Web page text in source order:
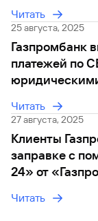
Оператор
денежных
средств
Быстрый
поиск
по
Вклады
Быстрый
поиск
по
Читать
25 августа, 2025
Газпромбанк
платежей по
Читать
27 августа, 2025
Клиенты
заправке с
24» от
Читать